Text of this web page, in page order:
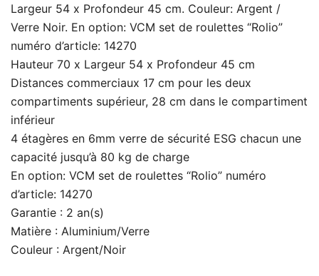
Largeur 54 x Profondeur 45 cm. Couleur: Argent /
Verre Noir. En option: VCM set de roulettes “Rolio”
numéro d’article: 14270
Hauteur 70 x Largeur 54 x Profondeur 45 cm
Distances commerciaux 17 cm pour les deux
compartiments supérieur, 28 cm dans le compartiment
inférieur
4 étagères en 6mm verre de sécurité ESG chacun une
capacité jusqu’à 80 kg de charge
En option: VCM set de roulettes “Rolio” numéro
d’article: 14270
Garantie : 2 an(s)
Matière : Aluminium/Verre
Couleur : Argent/Noir